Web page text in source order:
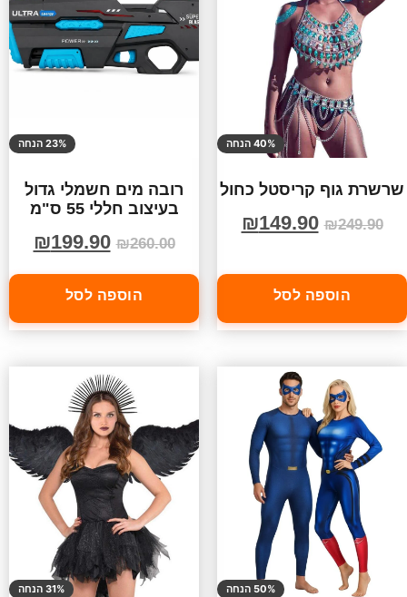
40% הנחה
שרשרת גוף קריסטל כחול
₪249.90
₪149.90
הוספה לסל
23% הנחה
רובה מים חשמלי גדול
בעיצוב חללי 55 ס"מ
₪260.00
₪199.90
הוספה לסל
50% הנחה 31% הנחה